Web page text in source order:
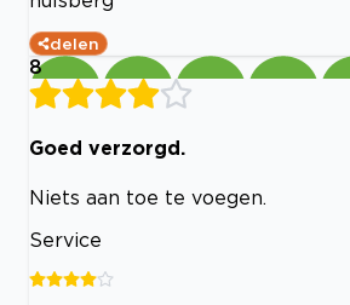
delen
8
Goed verzorgd.
Niets aan toe te voegen.
Service